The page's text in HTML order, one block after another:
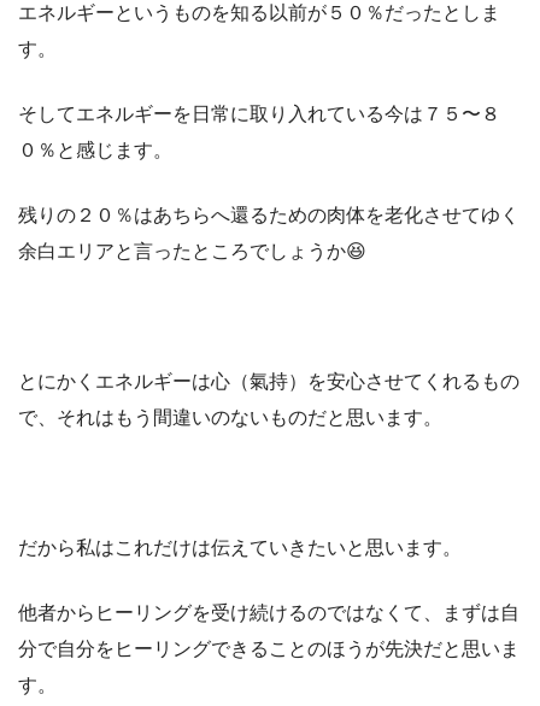
エネルギーというものを知る以前が５０％だったとしま
す。
そしてエネルギーを日常に取り入れている今は７５〜８
０％と感じます。
残りの２０％はあちらへ還るための肉体を老化させてゆく
余白エリアと言ったところでしょうか😆
とにかくエネルギーは心（氣持）を安心させてくれるもの
で、それはもう間違いのないものだと思います。
だから私はこれだけは伝えていきたいと思います。
他者からヒーリングを受け続けるのではなくて、まずは自
分で自分をヒーリングできることのほうが先決だと思いま
す。